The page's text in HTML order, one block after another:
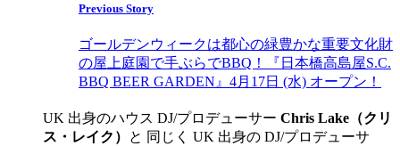
Previous Story
ゴールデンウィークは都心の緑豊かな重要文化財
の屋上庭園で手ぶらでBBQ！『日本橋高島屋S.C.
BBQ BEER GARDEN』4月17日 (水) オープン！
UK 出身のハウス DJ/プロデューサー Chris Lake（クリ
ス・レイク）
と 同じく UK 出身の DJ/プロデューサ